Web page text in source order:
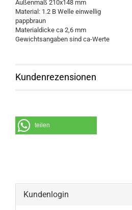
Außenmaß 210x148 mm
Material: 1.2 B Welle einwellig
pappbraun
Materialdicke ca 2,6 mm
Gewichtsangaben sind ca-Werte
Kundenrezensionen
teilen
Kundenlogin